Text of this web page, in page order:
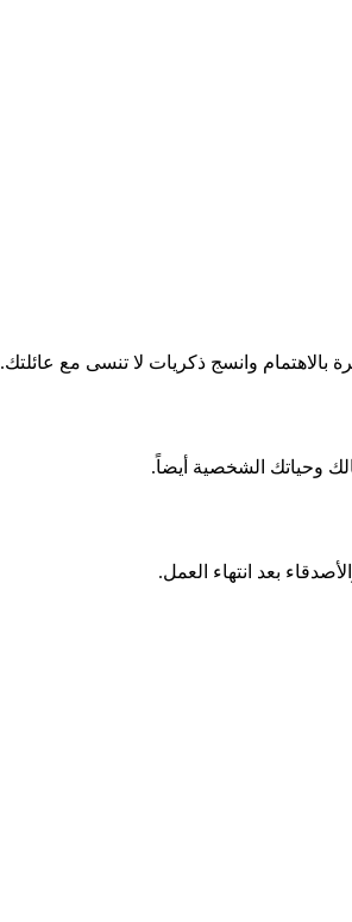
وانسج ذكريات لا تنسى مع عائلتك.
وحياتك الشخصية أيضاً.
بعد انتهاء العمل.